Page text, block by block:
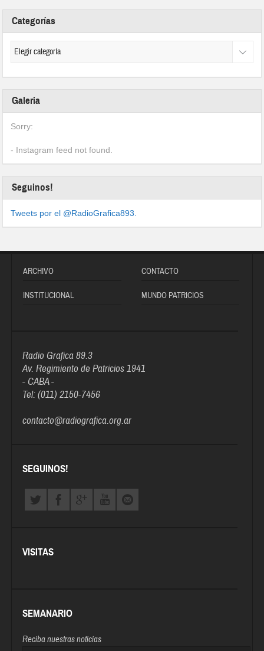
Categorías
Galeria
Sorry:
- Instagram feed not found.
Seguinos!
Tweets por el @RadioGrafica893.
ARCHIVO CONTACTO
INSTITUCIONAL MUNDO PATRICIOS
Radio Grafica 89.3
Av. Regimiento de Patricios 1941
- CABA -
Tel: (011) 2150-7456
contacto@radiografica.org.ar
SEGUINOS!
VISITAS
SEMANARIO
Reciba nuestras noticias